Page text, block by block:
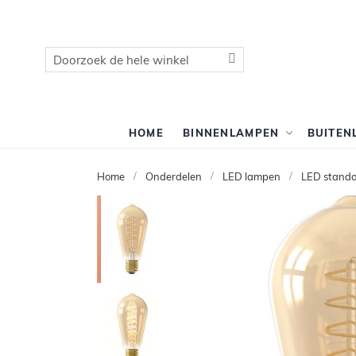
Zoek
HOME BINNENLAMPEN
Home Onderdelen LED lampen LED
naar
einde
de
afbeeldingen-
gallerij